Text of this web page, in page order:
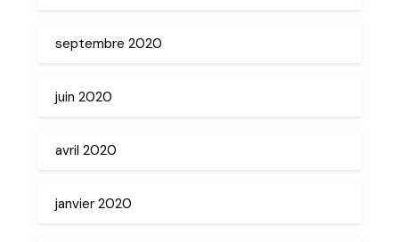
septembre 2020
juin 2020
avril 2020
janvier 2020